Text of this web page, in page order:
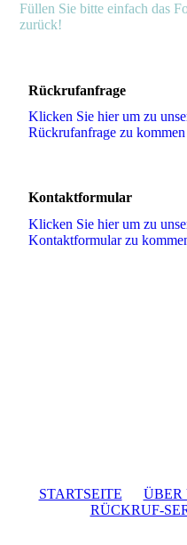
Füllen Sie bitte einfach das
zurück!
Rückrufanfrage
Klicken Sie hier um zu
Rückrufanfrage zu kommen
Kontaktformular
Klicken Sie hier um zu
Kon­takt­for­mu­lar zu
STARTSEITE ÜBER
RÜCKRUF-